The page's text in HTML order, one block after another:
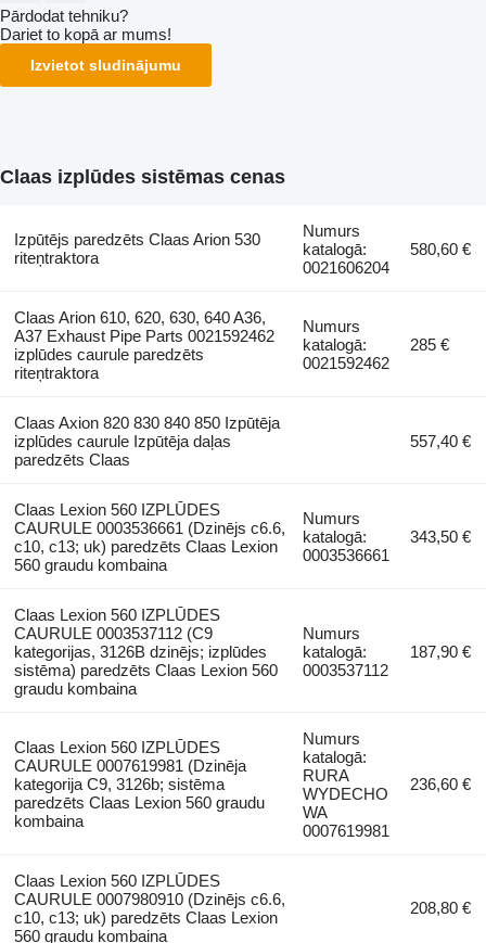
Pārdodat tehniku?
Dariet to kopā ar mums!
Izvietot sludinājumu
Claas izplūdes sistēmas cenas
Izpūtējs paredzēts Claas Arion 530
riteņtraktora
Numurs
katalogā:
0021606204
580,60 €
Claas Arion 610, 620, 630, 640 A36,
A37 Exhaust Pipe Parts 0021592462
izplūdes caurule paredzēts
riteņtraktora
Numurs
katalogā:
0021592462
285 €
Claas Axion 820 830 840 850 Izpūtēja
izplūdes caurule Izpūtēja daļas
paredzēts Claas
557,40 €
Claas Lexion 560 IZPLŪDES
CAURULE 0003536661 (Dzinējs c6.6,
c10, c13; uk) paredzēts Claas Lexion
560 graudu kombaina
Numurs
katalogā:
0003536661
343,50 €
Claas Lexion 560 IZPLŪDES
CAURULE 0003537112 (C9
kategorijas, 3126B dzinējs; izplūdes
sistēma) paredzēts Claas Lexion 560
graudu kombaina
Numurs
katalogā:
0003537112
187,90 €
Claas Lexion 560 IZPLŪDES
CAURULE 0007619981 (Dzinēja
kategorija C9, 3126b; sistēma
paredzēts Claas Lexion 560 graudu
kombaina
Numurs
katalogā:
RURA
WYDECHO
WA
0007619981
236,60 €
Claas Lexion 560 IZPLŪDES
CAURULE 0007980910 (Dzinējs c6.6,
c10, c13; uk) paredzēts Claas Lexion
560 graudu kombaina
208,80 €